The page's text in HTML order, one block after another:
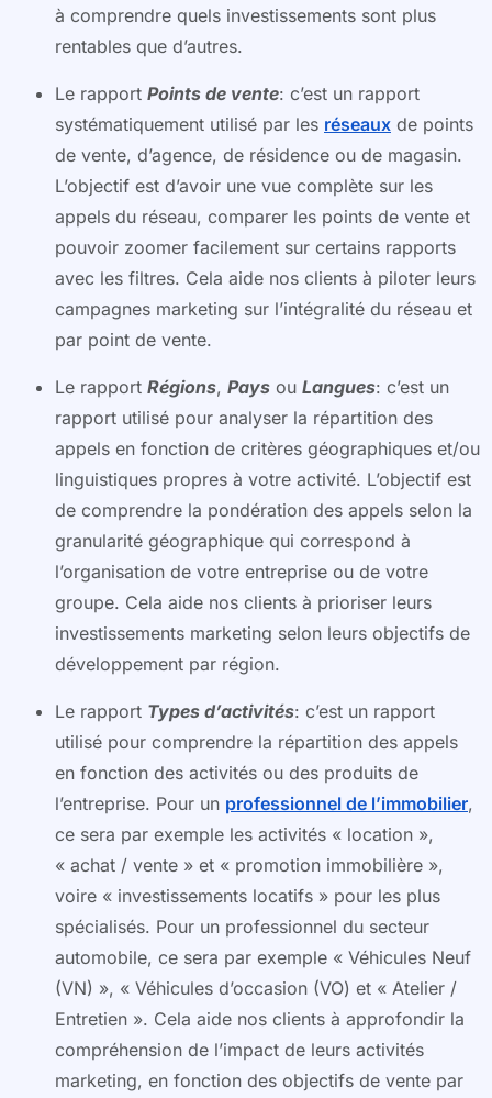
à comprendre quels investissements sont plus
rentables que d’autres.
Le rapport Points de vente: c’est un rapport
systématiquement utilisé par les réseaux de points
de vente, d’agence, de résidence ou de magasin.
L’objectif est d’avoir une vue complète sur les
appels du réseau, comparer les points de vente et
pouvoir zoomer facilement sur certains rapports
avec les filtres. Cela aide nos clients à piloter leurs
campagnes marketing sur l’intégralité du réseau et
par point de vente.
Le rapport Régions, Pays ou Langues: c’est un
rapport utilisé pour analyser la répartition des
appels en fonction de critères géographiques et/ou
linguistiques propres à votre activité. L’objectif est
de comprendre la pondération des appels selon la
granularité géographique qui correspond à
l’organisation de votre entreprise ou de votre
groupe. Cela aide nos clients à prioriser leurs
investissements marketing selon leurs objectifs de
développement par région.
Le rapport Types d’activités: c’est un rapport
utilisé pour comprendre la répartition des appels
en fonction des activités ou des produits de
l’entreprise. Pour un professionnel de l’immobilier,
ce sera par exemple les activités « location »,
« achat / vente » et « promotion immobilière »,
voire « investissements locatifs » pour les plus
spécialisés. Pour un professionnel du secteur
automobile, ce sera par exemple « Véhicules Neuf
(VN) », « Véhicules d’occasion (VO) et « Atelier /
Entretien ». Cela aide nos clients à approfondir la
compréhension de l’impact de leurs activités
marketing, en fonction des objectifs de vente par